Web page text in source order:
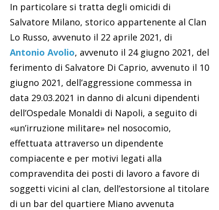
In particolare si tratta degli omicidi di
Salvatore Milano, storico appartenente al Clan
Lo Russo, avvenuto il 22 aprile 2021, di
Antonio Avolio, avvenuto il 24 giugno 2021, del
ferimento di Salvatore Di Caprio, avvenuto il 10
giugno 2021, dell’aggressione commessa in
data 29.03.2021 in danno di alcuni dipendenti
dell’Ospedale Monaldi di Napoli, a seguito di
«un’irruzione militare» nel nosocomio,
effettuata attraverso un dipendente
compiacente e per motivi legati alla
compravendita dei posti di lavoro a favore di
soggetti vicini al clan, dell’estorsione al titolare
di un bar del quartiere Miano avvenuta